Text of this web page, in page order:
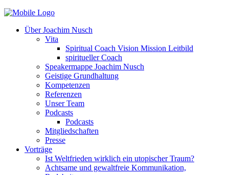
Über Joachim Nusch
Vita
Spiritual Coach Vision Mission Leitbild
spiritueller Coach
Speakermappe Joachim Nusch
Geistige Grundhaltung
Kompetenzen
Referenzen
Unser Team
Podcasts
Podcasts
Mitgliedschaften
Presse
Vorträge
Ist Weltfrieden wirklich ein utopischer Traum?
Achtsame und gewaltfreie Kommunikation,